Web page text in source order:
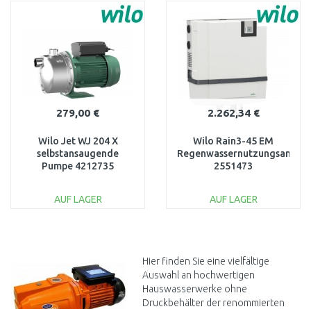
Vergleichen
279,00 €
Wilo Jet WJ 204 X
selbstansaugende
Pumpe 4212735
AUF LAGER
2.262,34 €
Wilo Rain3-45 EM
Regenwassernutzungsanlage
2551473
AUF LAGER
Vergleichen
Hier finden Sie eine vielfältige
Auswahl an hochwertigen
Hauswasserwerke ohne
Druckbehälter der renommierten